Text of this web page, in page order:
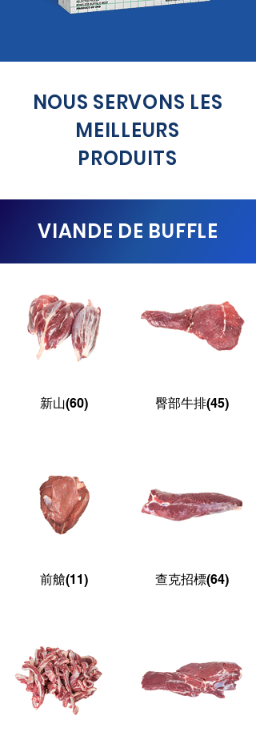
NOUS SERVONS LES
MEILLEURS
PRODUITS
VIANDE DE BUFFLE
新山(60) 臀部牛排(45)
前艙(11) 查克招標(64)